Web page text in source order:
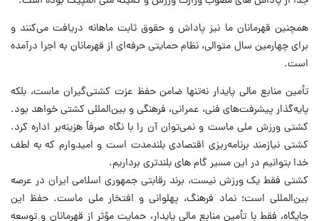
همچنین قهرمانان ما نیز پاداش و حقوق ثابت ماهانه دریافت می‌کنند و
برای چهارمین سال متوالی، نظام حمایتی حرفه‌ای از قهرمانان به اجرا درآمده
است.
تأمین منابع مالی پایدار نه‌تنها ضامن حفظ عزت کشتی‌گیران ماست، بلکه
پایه‌گذار پیشرفت‌های فنی، عمرانی، فرهنگی و بین‌المللی کشتی خواهد بود.
کشتی ورزش ملی ماست و نمی‌توان آن را با نگاه صرفاً هزینه‌بر اداره کرد.
کشتی نیازمند برنامه‌ریزی اقتصادی بلندمدت است و امیدوارم که به لطف
خدا بتوانیم در این مسیر گام های بلندتری برداریم.
کشتی فقط یک ورزش نیست، برند رقابتی جمهوری اسلامی ایران در عرصه
بین‌المللی است؛ نماد فرهنگ، پهلوانی و افتخار ملی ماست. حفظ این
جایگاه، فقط با تأمین منابع مالی پایدار، حمایت مؤثر از قهرمانان و توسعه